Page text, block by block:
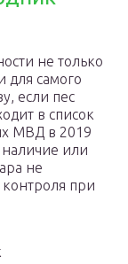
не только
самого
если пес
в список
МВД в 2019
или
не
контроля при